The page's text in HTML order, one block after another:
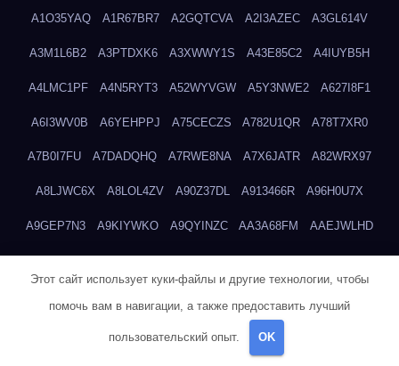
A1O35YAQ A1R67BR7 A2GQTCVA A2I3AZEC A3GL614V
A3M1L6B2 A3PTDXK6 A3XWWY1S A43E85C2 A4IUYB5H
A4LMC1PF A4N5RYT3 A52WYVGW A5Y3NWE2 A627I8F1
A6I3WV0B A6YEHPPJ A75CECZS A782U1QR A78T7XR0
A7B0I7FU A7DADQHQ A7RWE8NA A7X6JATR A82WRX97
A8LJWC6X A8LOL4ZV A90Z37DL A913466R A96H0U7X
A9GEP7N3 A9KIYWKO A9QYINZC AA3A68FM AAEJWLHD
ADMVWTS8 ADOE3V3Y
Этот сайт использует куки-файлы и другие технологии, чтобы
помочь вам в навигации, а также предоставить лучший
пользовательский опыт. OK